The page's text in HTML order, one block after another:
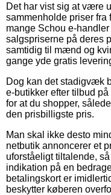
Det har vist sig at være
sammenholde priser fra
mange Schou e-
salgspriserne på deres
samtidig til mænd og
gange yde gratis
Dog kan det stadigvæk
e-butikker efter tilbud
for at du shopper,
den prisbilligste pris.
Man skal ikke desto
netbutik annoncerer et
uforståeligt tiltalende,
indikation på en
betalingskort er
beskytter køberen